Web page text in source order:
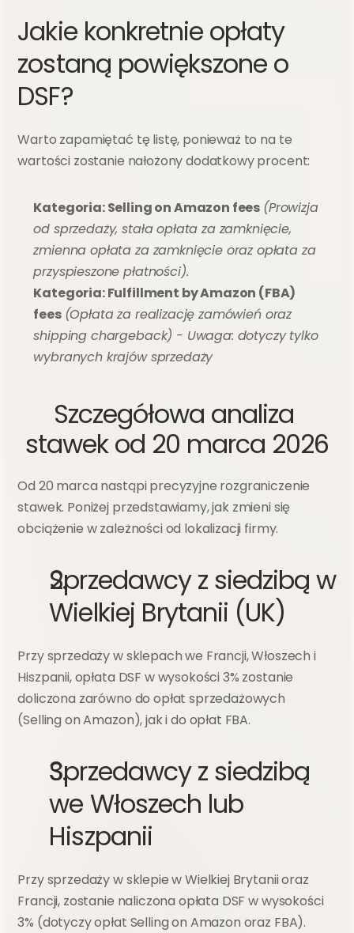
Jakie konkretnie opłaty
zostaną powiększone o
DSF?
Warto zapamiętać tę listę, ponieważ to na te
wartości zostanie nałożony dodatkowy procent:
Kategoria: Selling on Amazon fees (Prowizja
od sprzedaży, stała opłata za zamknięcie,
zmienna opłata za zamknięcie oraz opłata za
przyspieszone płatności).
Kategoria: Fulfillment by Amazon (FBA)
fees (Opłata za realizację zamówień oraz
shipping chargeback) - Uwaga: dotyczy tylko
wybranych krajów sprzedaży
Szczegółowa analiza
stawek od 20 marca 2026
Od 20 marca nastąpi precyzyjne rozgraniczenie
stawek. Poniżej przedstawiamy, jak zmieni się
obciążenie w zależności od lokalizacji firmy.
Sprzedawcy z siedzibą w
Wielkiej Brytanii (UK)
Przy sprzedaży w sklepach we Francji, Włoszech i
Hiszpanii, opłata DSF w wysokości 3% zostanie
doliczona zarówno do opłat sprzedażowych
(Selling on Amazon), jak i do opłat FBA.
Sprzedawcy z siedzibą
we Włoszech lub
Hiszpanii
Przy sprzedaży w sklepie w Wielkiej Brytanii oraz
Francji, zostanie naliczona opłata DSF w wysokości
3% (dotyczy opłat Selling on Amazon oraz FBA).